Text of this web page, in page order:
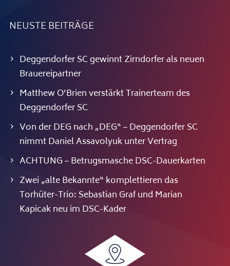
NEUSTE BEITRÄGE
Deggendorfer SC gewinnt Zirndorfer als neuen
Brauereipartner
Matthew O’Brien verstärkt Trainerteam des
Deggendorfer SC
Von der DEG nach „DEG“ – Deggendorfer SC
nimmt Daniel Assavolyuk unter Vertrag
ACHTUNG – Betrugsmasche DSC-Dauerkarten
Zwei „alte Bekannte“ komplettieren das
Torhüter-Trio: Sebastian Graf und Marian
Kapicak neu im DSC-Kader